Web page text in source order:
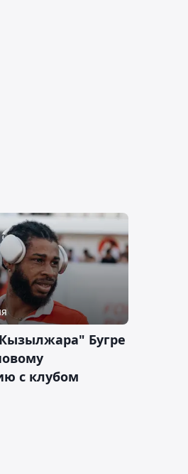
Бугре
с клубом